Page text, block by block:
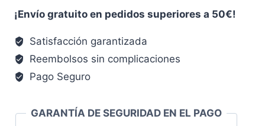
cantidad
¡Envío gratuito en pedidos superiores a 50€!
Satisfacción garantizada
Reembolsos sin complicaciones
Pago Seguro
GARANTÍA DE SEGURIDAD EN EL PAGO